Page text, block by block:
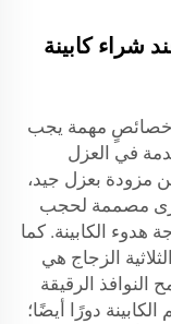
شراء كابينة
خصائصٍ مهمة يجب
في العزل
مزودة بعزل جيد،
مصممة لحجب
الكابينة. كما
الزجاج هي
الرقيقة
دورًا أيضًا؛